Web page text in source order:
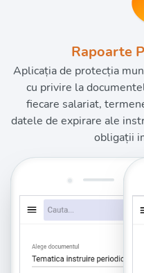
Rapoarte
Aplicația de protecția
cu privire la
fiecare salariat,
datele de expirare ale
obligații